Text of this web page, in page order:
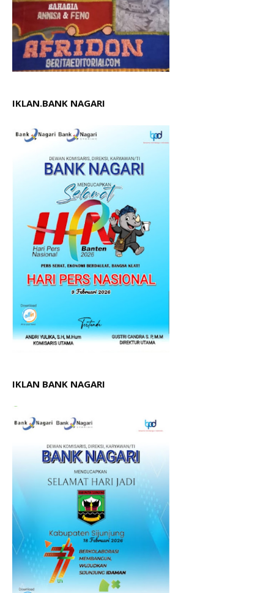
IKLAN.BANK NAGARI
IKLAN BANK NAGARI